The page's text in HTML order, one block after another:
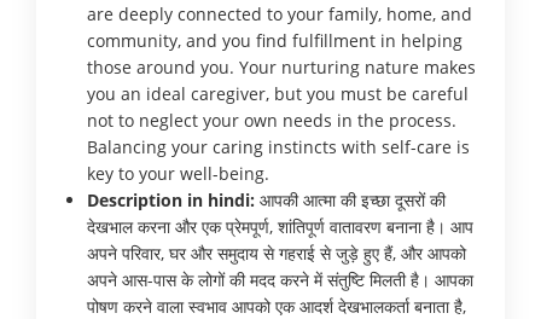
are deeply connected to your family, home, and
community, and you find fulfillment in helping
those around you. Your nurturing nature makes
you an ideal caregiver, but you must be careful
not to neglect your own needs in the process.
Balancing your caring instincts with self-care is
key to your well-being.
Description in hindi: आपकी आत्मा की इच्छा दूसरों की
देखभाल करना और एक प्रेमपूर्ण, शांतिपूर्ण वातावरण बनाना है। आप
अपने परिवार, घर और समुदाय से गहराई से जुड़े हुए हैं, और आपको
अपने आस-पास के लोगों की मदद करने में संतुष्टि मिलती है। आपका
पोषण करने वाला स्वभाव आपको एक आदर्श देखभालकर्ता बनाता है,